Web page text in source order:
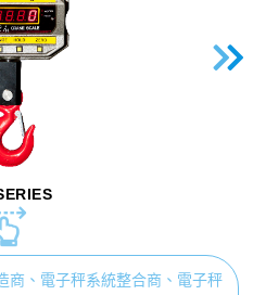
商、電子秤系統整合商、電子秤